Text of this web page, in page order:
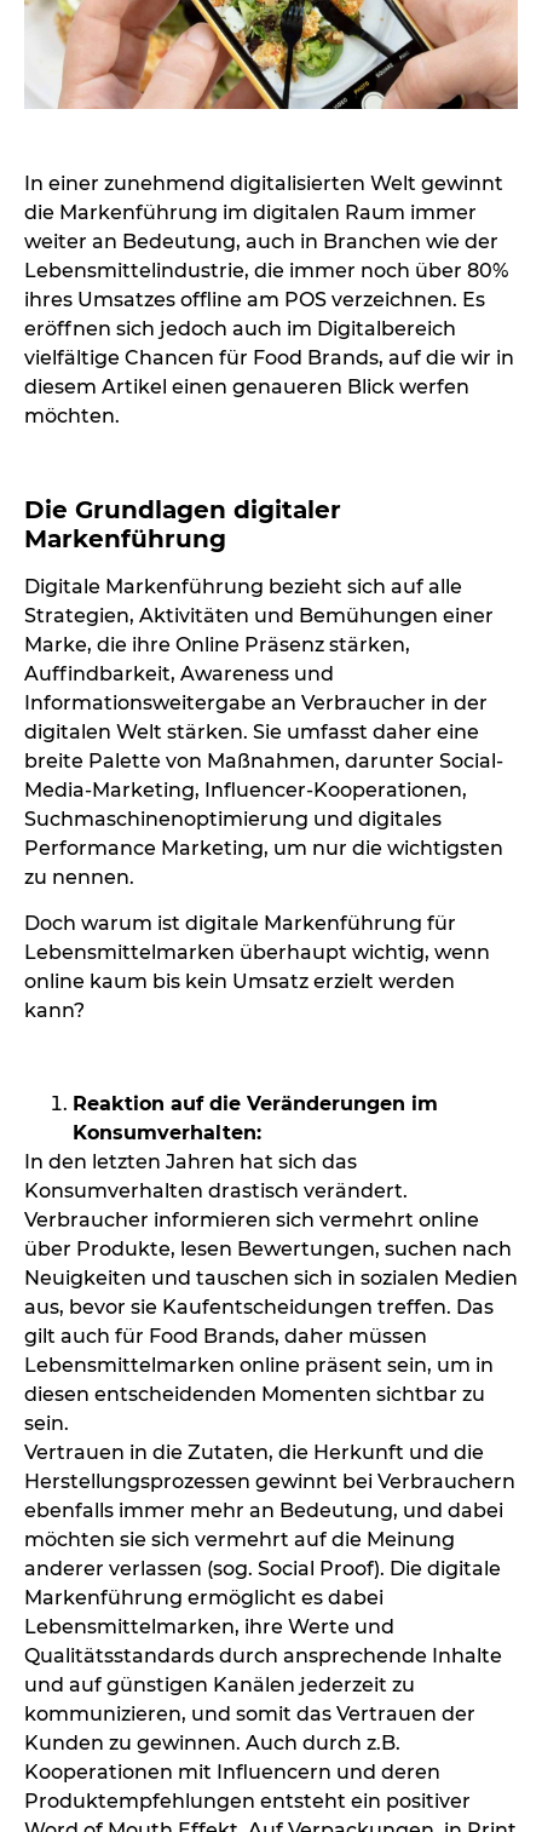
In einer zunehmend digitalisierten Welt gewinnt
die Markenführung im digitalen Raum immer
weiter an Bedeutung, auch in Branchen wie der
Lebensmittelindustrie, die immer noch über 80%
ihres Umsatzes offline am POS verzeichnen. Es
eröffnen sich jedoch auch im Digitalbereich
vielfältige Chancen für Food Brands, auf die wir in
diesem Artikel einen genaueren Blick werfen
möchten.
Die Grundlagen digitaler
Markenführung
Digitale Markenführung bezieht sich auf alle
Strategien, Aktivitäten und Bemühungen einer
Marke, die ihre Online Präsenz stärken,
Auffindbarkeit, Awareness und
Informationsweitergabe an Verbraucher in der
digitalen Welt stärken. Sie umfasst daher eine
breite Palette von Maßnahmen, darunter Social-
Media-Marketing, Influencer-Kooperationen,
Suchmaschinenoptimierung und digitales
Performance Marketing, um nur die wichtigsten
zu nennen.
Doch warum ist digitale Markenführung für
Lebensmittelmarken überhaupt wichtig, wenn
online kaum bis kein Umsatz erzielt werden
kann?
Reaktion auf die Veränderungen im
Konsumverhalten:
In den letzten Jahren hat sich das
Konsumverhalten drastisch verändert.
Verbraucher informieren sich vermehrt online
über Produkte, lesen Bewertungen, suchen nach
Neuigkeiten und tauschen sich in sozialen Medien
aus, bevor sie Kaufentscheidungen treffen. Das
gilt auch für Food Brands, daher müssen
Lebensmittelmarken online präsent sein, um in
diesen entscheidenden Momenten sichtbar zu
sein.
Vertrauen in die Zutaten, die Herkunft und die
Herstellungsprozessen gewinnt bei Verbrauchern
ebenfalls immer mehr an Bedeutung, und dabei
möchten sie sich vermehrt auf die Meinung
anderer verlassen (sog. Social Proof). Die digitale
Markenführung ermöglicht es dabei
Lebensmittelmarken, ihre Werte und
Qualitätsstandards durch ansprechende Inhalte
und auf günstigen Kanälen jederzeit zu
kommunizieren, und somit das Vertrauen der
Kunden zu gewinnen. Auch durch z.B.
Kooperationen mit Influencern und deren
Produktempfehlungen entsteht ein positiver